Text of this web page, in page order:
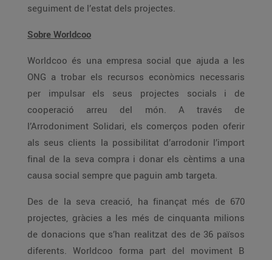
seguiment de l’estat dels projectes.
Sobre Worldcoo
Worldcoo és una empresa social que ajuda a les
ONG a trobar els recursos econòmics necessaris
per impulsar els seus projectes socials i de
cooperació arreu del món. A través de
l’Arrodoniment Solidari, els comerços poden oferir
als seus clients la possibilitat d’arrodonir l’import
final de la seva compra i donar els cèntims a una
causa social sempre que paguin amb targeta.
Des de la seva creació, ha finançat més de 670
projectes, gràcies a les més de cinquanta milions
de donacions que s’han realitzat des de 36 països
diferents. Worldcoo forma part del moviment B